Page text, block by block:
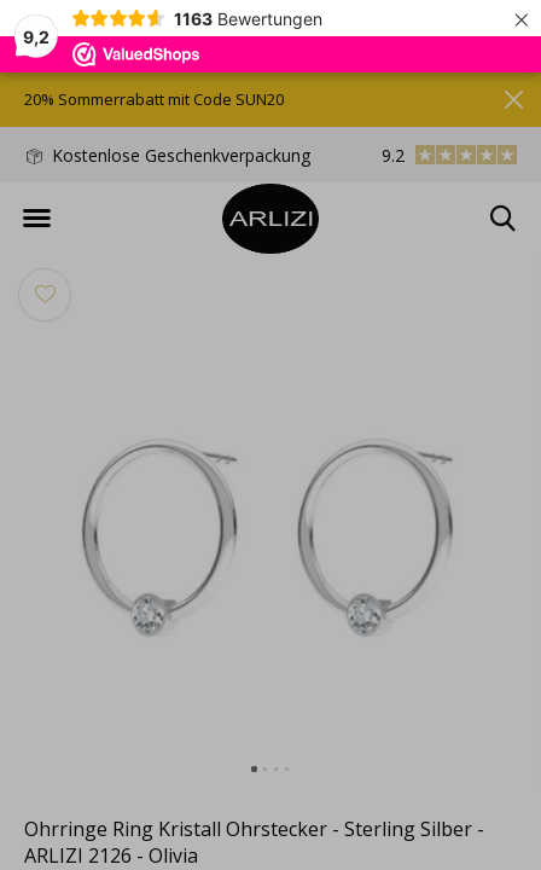
9,2
1163 Bewertungen ×
Kostenlose Geschenkverpackung Kostenloser
9.2
20% Sommerrabatt mit Code SUN20
Ohrringe Ring Kristall Ohrstecker - Sterling Silber -
ARLIZI 2126 - Olivia